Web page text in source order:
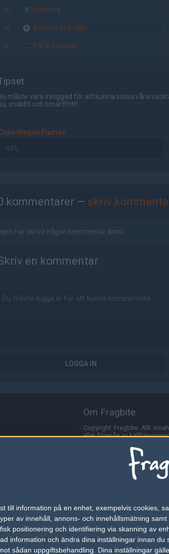
till information på en enhet, exempelvis cookies,
av innehåll, annons- och innehållsmätning
positionering och identifiering via skanning av
information och ändra dina inställningar innan du
sådan uppgiftsbehandling. Dina inställningar
vs. Entropiq
vs. Esports Club Kyiv
vs. ENCE Esports
måste vara inloggad för att kunna satsa våra
snabbt och smärtfritt!
Flames
48%
kommentarer — skriv
har skrivit någon kommentar ännu.
en kommentar
LOGGA IN
Om Fragbite
Copyright Fragbite. Allt
eller föregås av
Alla åsikter uttryckta på
Programmering och design
Fragbite använder cookies
omröstningar och för att
besöka Fragbite. Den här
Annonsering